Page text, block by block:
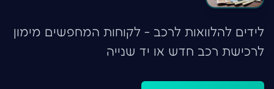
לידים להלוואות לרכב - לקוחות המחפשים מימון
לרכישת רכב חדש או יד שנייה